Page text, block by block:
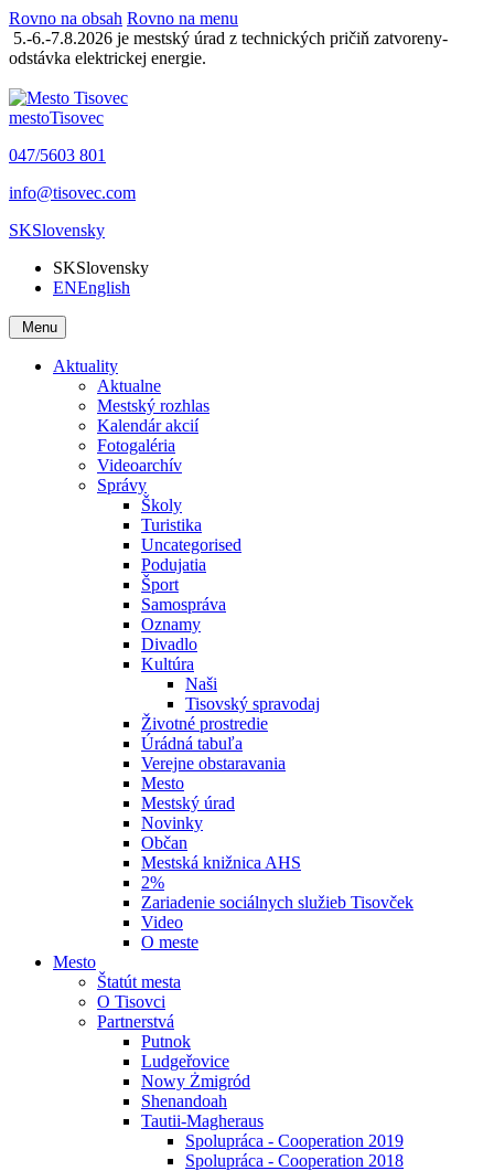
Rovno na obsah Rovno na menu
5.-6.-7.8.2026 je mestský úrad z technických pričiň zatvoreny-
odstávka elektrickej energie.
mestoTisovec
047/5603 801
info@tisovec.com
SKSlovensky
SKSlovensky
ENEnglish
Menu
Aktuality
Aktualne
Mestský rozhlas
Kalendár akcií
Fotogaléria
Videoarchív
Správy
Školy
Turistika
Uncategorised
Podujatia
Šport
Samospráva
Oznamy
Divadlo
Kultúra
Naši
Tisovský spravodaj
Životné prostredie
Úrádná tabuľa
Verejne obstaravania
Mesto
Mestský úrad
Novinky
Občan
Mestská knižnica AHS
2%
Zariadenie sociálnych služieb Tisovček
Video
O meste
Mesto
Štatút mesta
O Tisovci
Partnerstvá
Putnok
Ludgeřovice
Nowy Żmigród
Shenandoah
Tautii-Magheraus
Spolupráca - Cooperation 2019
Spolupráca - Cooperation 2018